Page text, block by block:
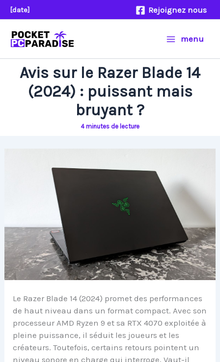
Aller
au
contenu
[date] Rejoignez nous
menu
Avis sur le Razer Blade 14
(2024) : puissant mais
bruyant ?
4 minutes de lecture
Le Razer Blade 14 (2024) promet des performances
de haut niveau dans un format compact. Avec son
processeur AMD Ryzen 9 et sa RTX 4070 exploitée à
pleine puissance, il séduit les joueurs et les
créateurs. Toutefois, certains retours pointent un
niveau sonore en charge qui interroge. Vaut-il